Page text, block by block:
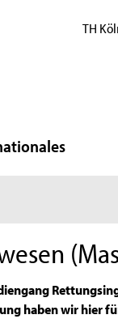
TH
haben wir hier